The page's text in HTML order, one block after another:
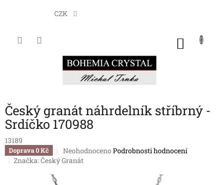
CZK
Český granát náhrdelník stříbrný -
Srdíčko 170988
13189
Doprava 0 Kč
Průměrné
hodnocení
Neohodnoceno Podrobnosti hodnocení
Značka:Český Granát